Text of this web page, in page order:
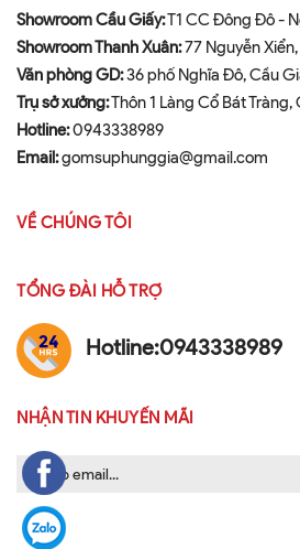
Showroom Cầu Giấy:T1 CC Đông Đô -
Showroom Thanh Xuân:77 Nguyễn
Văn phòng GD:36 phố Nghĩa Đô, Cầu
Trụ sở xưởng:Thôn 1 Làng Cổ Bát Tràng,
Hotline:0943338989
Email:gomsuphunggia@gmail.com
VỀ CHÚNG TÔI
TỔNG ĐÀI HỖ TRỢ
Hotline:0943338989
NHẬN TIN KHUYẾN MÃI